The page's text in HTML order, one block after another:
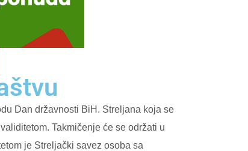
Dan državnosti BiH. Streljana koja se
Takmičenje će se održati u
je Streljački savez osoba sa